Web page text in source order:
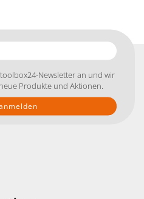
Newsletter an und wir
Produkte und Aktionen.